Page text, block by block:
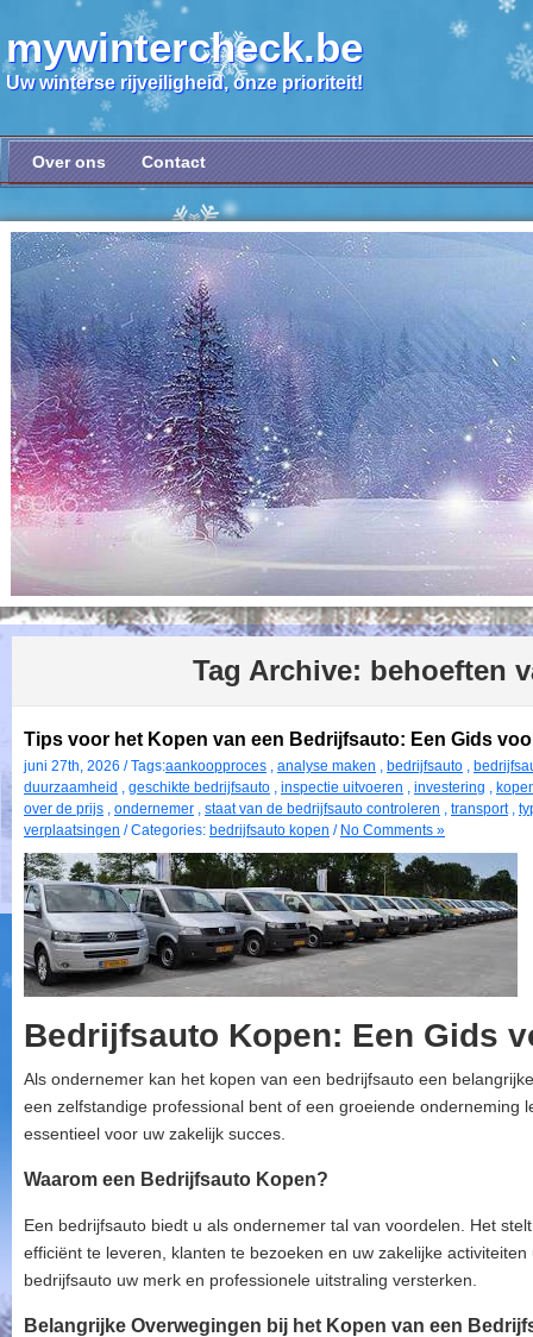
mywintercheck.be
Uw winterse rijveiligheid, onze prioriteit!
Over ons Contact
Tag Archive: behoeften
Tips voor het Kopen van een Bedrijfsauto: Een Gids
juni 27th, 2026 / Tags:aankoopproces , analyse maken , bedrijfsauto ,
duurzaamheid , geschikte bedrijfsauto , inspectie uitvoeren , investering ,
over de prijs , ondernemer , staat van de bedrijfsauto controleren , transport,
verplaatsingen / Categories: bedrijfsauto kopen / No Comments »
Bedrijfsauto Kopen: Een Gids
Als ondernemer kan het kopen van een bedrijfsauto een
een zelfstandige professional bent of een groeiende onderneming
essentieel voor uw zakelijk succes.
Waarom een Bedrijfsauto Kopen?
Een bedrijfsauto biedt u als ondernemer tal van voordelen. Het
efficiënt te leveren, klanten te bezoeken en uw zakelijke
bedrijfsauto uw merk en professionele uitstraling versterken.
Belangrijke Overwegingen bij het Kopen van een